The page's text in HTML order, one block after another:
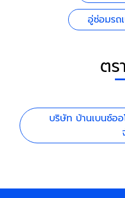
อู่ซ่อมรถ
ตร
บริษัท บ้านเบนซ์อ